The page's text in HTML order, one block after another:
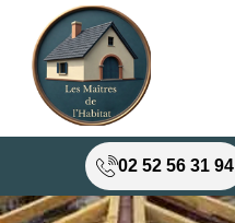
02 52 56 31 94